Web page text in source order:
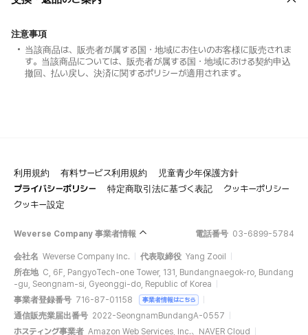
注意事項
当該商品は、販売者が属する国・地域にお住いのお客様に販売されま
す。当該商品については、販売者が属する国・地域における契約申込
撤回、払い戻し、決済に関するポリシーが適用されます。
利用規約 有料サービス利用規約
児童青少年保護方針
プライバシーポリシー
特定商取引法に基づく表記
クッキーポリシー
クッキー設定
Weverse Company 事業者情報 電話番号 03-6899-5784
会社名 Weverse Company Inc. 代表取締役 Yang Zooil
所在地 C, 6F, PangyoTech-one Tower, 131, Bundangnaegok-ro, Bundang
-gu, Seongnam-si, Gyeonggi-do, Republic of Korea
事業者登録番号 716-87-01158 事業者情報はこちら
通信販売業届出番号 2022-SeongnamBundangA-0557
ホスティング事業者 Amazon Web Services, Inc.、NAVER Cloud